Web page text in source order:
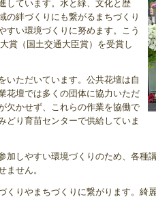
しています。水と緑、文化と歴
の絆づくりにも繋がるまちづくり
すい環境づくりに努めます。こう
賞（国土交通大臣賞）を受賞し
いただいています。公共花壇は自
花壇では多くの団体に協力いただ
欠かせず、これらの作業を協働で
どり育苗センターで供給していま
しやすい環境づくりのため、各種
ません。
りやまちづくりに繋がります。綺